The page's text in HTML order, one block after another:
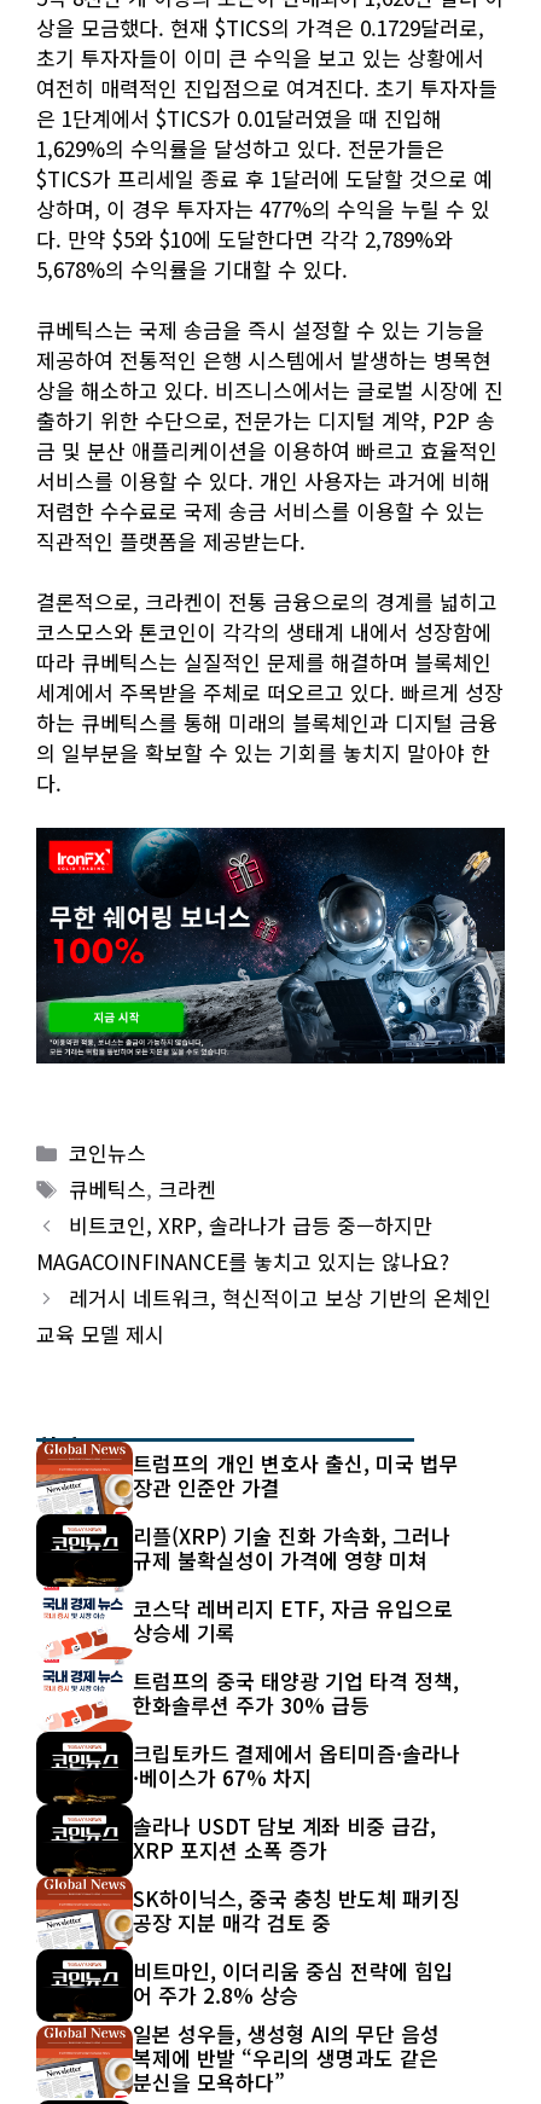
상을 모금했다. 현재 $TICS의 가격은 0.1729달러로,
초기 투자자들이 이미 큰 수익을 보고 있는 상황에서
여전히 매력적인 진입점으로 여겨진다. 초기 투자자들
은 1단계에서 $TICS가 0.01달러였을 때 진입해
1,629%의 수익률을 달성하고 있다. 전문가들은
$TICS가 프리세일 종료 후 1달러에 도달할 것으로 예
상하며, 이 경우 투자자는 477%의 수익을 누릴 수 있
다. 만약 $5와 $10에 도달한다면 각각 2,789%와
5,678%의 수익률을 기대할 수 있다.
큐베틱스는 국제 송금을 즉시 설정할 수 있는 기능을
제공하여 전통적인 은행 시스템에서 발생하는 병목현
상을 해소하고 있다. 비즈니스에서는 글로벌 시장에 진
출하기 위한 수단으로, 전문가는 디지털 계약, P2P 송
금 및 분산 애플리케이션을 이용하여 빠르고 효율적인
서비스를 이용할 수 있다. 개인 사용자는 과거에 비해
저렴한 수수료로 국제 송금 서비스를 이용할 수 있는
직관적인 플랫폼을 제공받는다.
결론적으로, 크라켄이 전통 금융으로의 경계를 넓히고
코스모스와 톤코인이 각각의 생태계 내에서 성장함에
따라 큐베틱스는 실질적인 문제를 해결하며 블록체인
세계에서 주목받을 주체로 떠오르고 있다. 빠르게 성장
하는 큐베틱스를 통해 미래의 블록체인과 디지털 금융
의 일부분을 확보할 수 있는 기회를 놓치지 말아야 한
다.
Categories
코인뉴스
Tags
큐베틱스, 크라켄
비트코인, XRP, 솔라나가 급등 중—하지만
MAGACOINFINANCE를 놓치고 있지는 않나요?
레거시 네트워크, 혁신적이고 보상 기반의 온체인
교육 모델 제시
최신 글
트럼프의 개인 변호사 출신, 미국 법무
장관 인준안 가결
리플(XRP) 기술 진화 가속화, 그러나
규제 불확실성이 가격에 영향 미쳐
코스닥 레버리지 ETF, 자금 유입으로
상승세 기록
트럼프의 중국 태양광 기업 타격 정책,
한화솔루션 주가 30% 급등
크립토카드 결제에서 옵티미즘·솔라나
·베이스가 67% 차지
솔라나 USDT 담보 계좌 비중 급감,
XRP 포지션 소폭 증가
SK하이닉스, 중국 충칭 반도체 패키징
공장 지분 매각 검토 중
비트마인, 이더리움 중심 전략에 힘입
어 주가 2.8% 상승
일본 성우들, 생성형 AI의 무단 음성
복제에 반발 “우리의 생명과도 같은
분신을 모욕하다”